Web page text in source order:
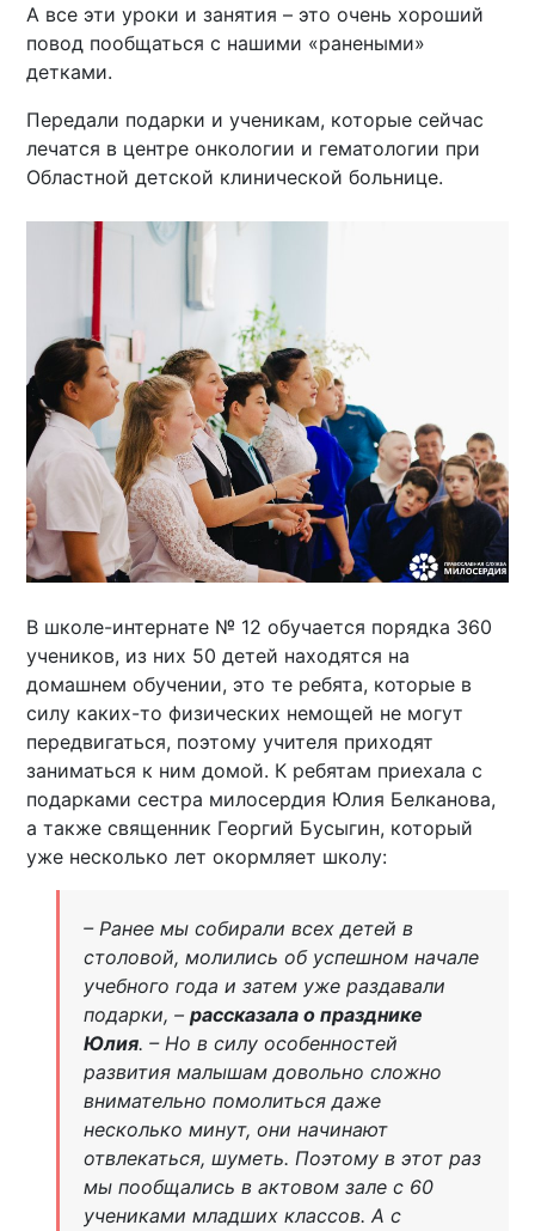
А все эти уроки и занятия – это очень хороший
повод пообщаться с нашими «ранеными»
детками.
Передали подарки и ученикам, которые сейчас
лечатся в центре онкологии и гематологии при
Областной детской клинической больнице.
В школе-интернате № 12 обучается порядка 360
учеников, из них 50 детей находятся на
домашнем обучении, это те ребята, которые в
силу каких-то физических немощей не могут
передвигаться, поэтому учителя приходят
заниматься к ним домой. К ребятам приехала с
подарками сестра милосердия Юлия Белканова,
а также священник Георгий Бусыгин, который
уже несколько лет окормляет школу:
– Ранее мы собирали всех детей в
столовой, молились об успешном начале
учебного года и затем уже раздавали
подарки, – рассказала о празднике
Юлия. – Но в силу особенностей
развития малышам довольно сложно
внимательно помолиться даже
несколько минут, они начинают
отвлекаться, шуметь. Поэтому в этот раз
мы пообщались в актовом зале с 60
учениками младших классов. А с